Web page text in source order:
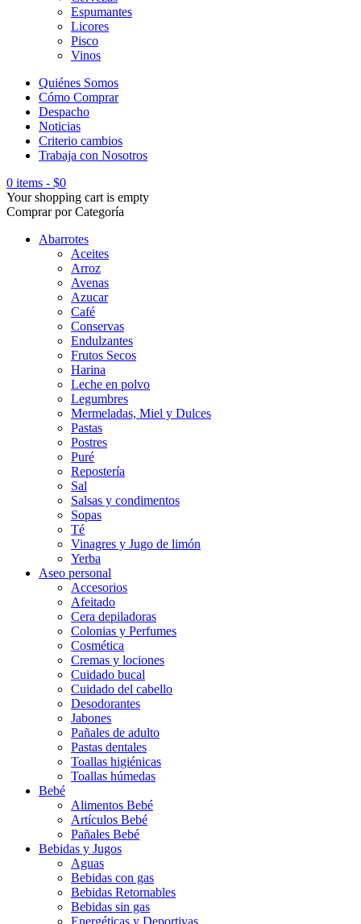
Espumantes
Licores
Pisco
Vinos
Quiénes Somos
Cómo Comprar
Despacho
Noticias
Criterio cambios
Trabaja con Nosotros
0 items - $0
Your shopping cart is empty
Comprar por Categoría
Abarrotes
Aceites
Arroz
Avenas
Azucar
Café
Conservas
Endulzantes
Frutos Secos
Harina
Leche en polvo
Legumbres
Mermeladas, Miel y Dulces
Pastas
Postres
Puré
Repostería
Sal
Salsas y condimentos
Sopas
Té
Vinagres y Jugo de limón
Yerba
Aseo personal
Accesorios
Afeitado
Cera depiladoras
Colonias y Perfumes
Cosmética
Cremas y lociones
Cuidado bucal
Cuidado del cabello
Desodorantes
Jabones
Pañales de adulto
Pastas dentales
Toallas higiénicas
Toallas húmedas
Bebé
Alimentos Bebé
Artículos Bebé
Pañales Bebé
Bebidas y Jugos
Aguas
Bebidas con gas
Bebidas Retornables
Bebidas sin gas
Energéticas y Deportivas